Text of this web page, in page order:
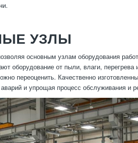
УЗЛЫ
основным узлам оборудования
оборудование от пыли, влаги, перегрева
переоценить. Качественно
и упрощая процесс обслуживания и